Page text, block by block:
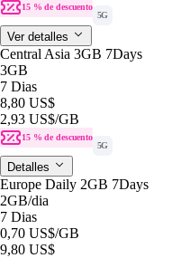
15 % de descuento
5G
Ver detalles
Central Asia 3GB 7Days
3GB
7 Dias
8,80 US$
2,93 US$/GB
15 % de descuento
5G
Detalles
Europe Daily 2GB 7Days
2GB/dia
7 Dias
0,70 US$/GB
9,80 US$